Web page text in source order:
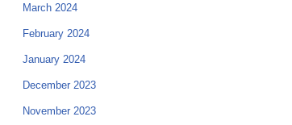
March 2024
February 2024
January 2024
December 2023
November 2023